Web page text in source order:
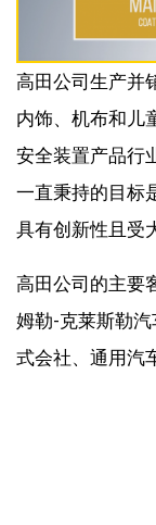
高田公司生产并
内饰、机布和儿
安全装置产品行
一直秉持的目标
具有创新性且受
高田公司的主要
姆勒-克莱斯勒
式会社、通用汽